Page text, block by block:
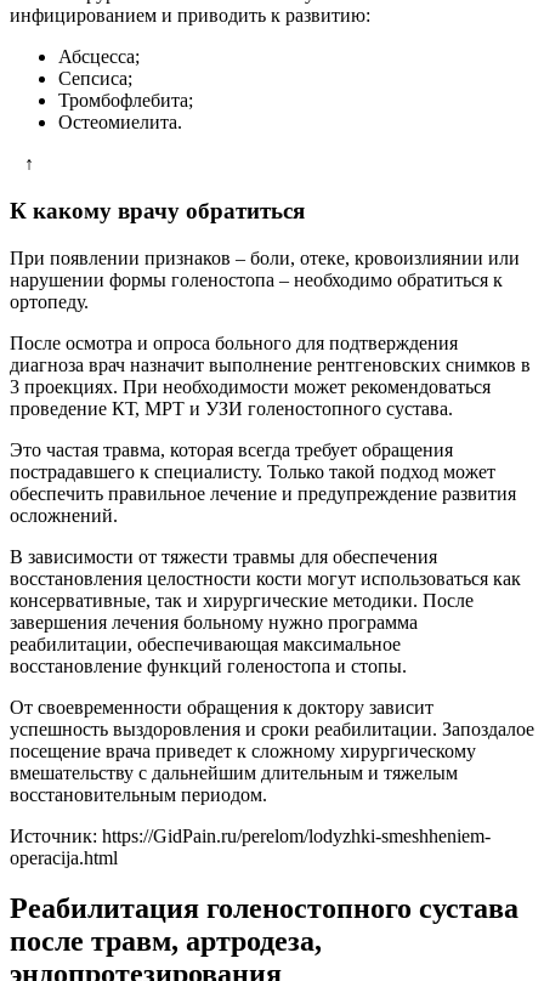
инфицированием и приводить к развитию:
Абсцесса;
Сепсиса;
Тромбофлебита;
Остеомиелита.
↑
К какому врачу обратиться
При появлении признаков – боли, отеке, кровоизлиянии или
нарушении формы голеностопа – необходимо обратиться к
ортопеду.
После осмотра и опроса больного для подтверждения
диагноза врач назначит выполнение рентгеновских снимков в
3 проекциях. При необходимости может рекомендоваться
проведение КТ, МРТ и УЗИ голеностопного сустава.
Это частая травма, которая всегда требует обращения
пострадавшего к специалисту. Только такой подход может
обеспечить правильное лечение и предупреждение развития
осложнений.
В зависимости от тяжести травмы для обеспечения
восстановления целостности кости могут использоваться как
консервативные, так и хирургические методики. После
завершения лечения больному нужно программа
реабилитации, обеспечивающая максимальное
восстановление функций голеностопа и стопы.
От своевременности обращения к доктору зависит
успешность выздоровления и сроки реабилитации. Запоздалое
посещение врача приведет к сложному хирургическому
вмешательству с дальнейшим длительным и тяжелым
восстановительным периодом.
Источник: https://GidPain.ru/perelom/lodyzhki-smeshheniem-
operacija.html
Реабилитация голеностопного сустава
после травм, артродеза,
эндопротезирования